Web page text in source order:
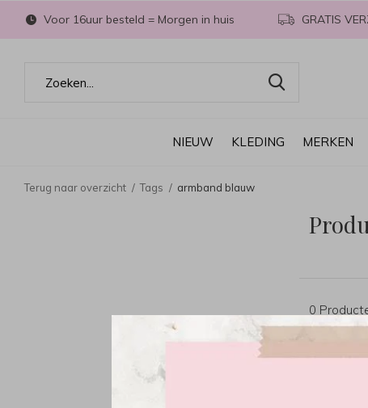
NIEUW KLEDING MERKEN
Voor 16uur besteld = Morgen in huis GRATIS
Terug naar overzicht Tags armband blauw
0